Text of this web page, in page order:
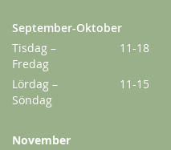
September-Oktober
Tisdag –
Fredag
11-18
Lördag –
Söndag
11-15
November